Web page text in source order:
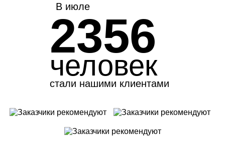
В июле
2356
человек
стали нашими клиентами